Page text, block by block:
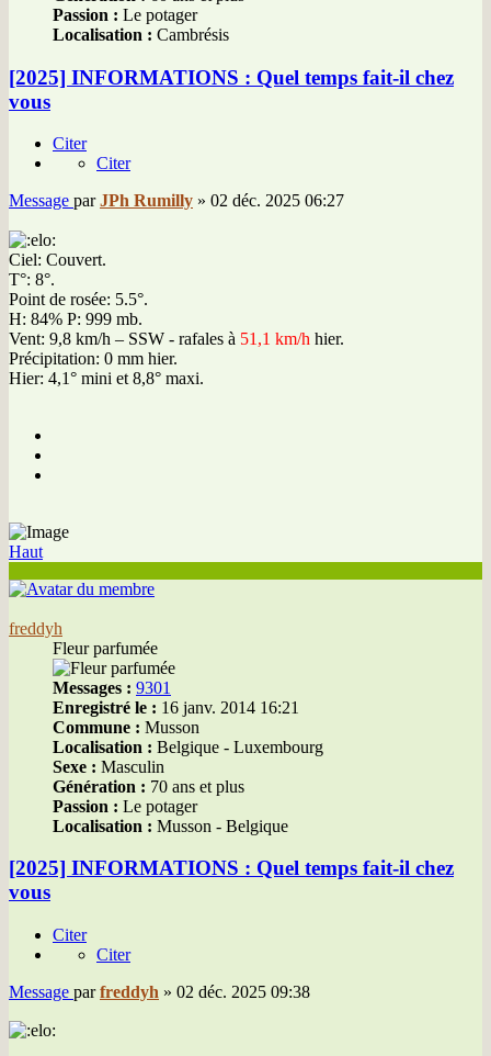
Passion : Le potager
Localisation : Cambrésis
[2025] INFORMATIONS : Quel temps fait-il chez
vous
Citer
Citer
Message parJPh Rumilly » 02 déc. 2025 06:27
Ciel: Couvert.
T°: 8°.
Point de rosée: 5.5°.
H: 84% P: 999 mb.
Vent: 9,8 km/h – SSW - rafales à 51,1 km/h hier.
Précipitation: 0 mm hier.
Hier: 4,1° mini et 8,8° maxi.
Haut
freddyh
Fleur parfumée
Messages : 9301
Enregistré le : 16 janv. 2014 16:21
Commune : Musson
Localisation : Belgique - Luxembourg
Sexe : Masculin
Génération : 70 ans et plus
Passion : Le potager
Localisation : Musson - Belgique
[2025] INFORMATIONS : Quel temps fait-il chez
vous
Citer
Citer
Message parfreddyh » 02 déc. 2025 09:38